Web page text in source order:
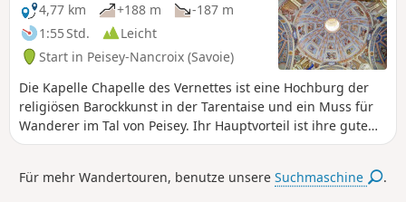
4,77 km
+188 m
-187 m
1:55 Std.
Leicht
Start in Peisey-Nancroix (Savoie)
Die Kapelle Chapelle des Vernettes ist eine Hochburg der
religiösen Barockkunst in der Tarentaise und ein Muss für
Wanderer im Tal von Peisey. Ihr Hauptvorteil ist ihre gute
Erreichbarkeit, was jedoch im Hochsommer, wenn viele
Für mehr Wandertouren, benutze unsereSuchmaschine .